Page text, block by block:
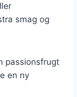
smag og
passionsfrugt
en ny